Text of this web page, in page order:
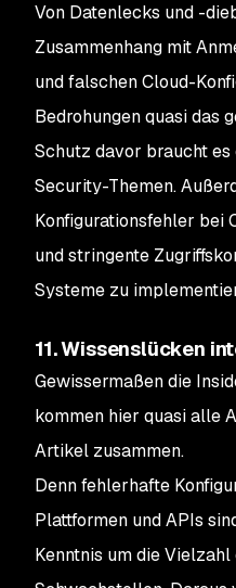
Von Datenlecks und -
Zusammenhang mit
und falschen Cloud-
Bedrohungen quasi das
Schutz davor braucht
Security-Themen.
Konfigurationsfehler bei
und stringente
Systeme zu
11. Wissenslücken
Gewissermaßen die
kommen hier quasi alle
Artikel zusammen.
Denn fehlerhafte
Plattformen und APIs
Kenntnis um die